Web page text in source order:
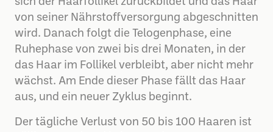
von seiner Nährstoffversorgung abgeschnitten
wird. Danach folgt die Telogenphase, eine
Ruhephase von zwei bis drei Monaten, in der
das Haar im Follikel verbleibt, aber nicht mehr
wächst. Am Ende dieser Phase fällt das Haar
aus, und ein neuer Zyklus beginnt.
Der tägliche Verlust von 50 bis 100 Haaren ist